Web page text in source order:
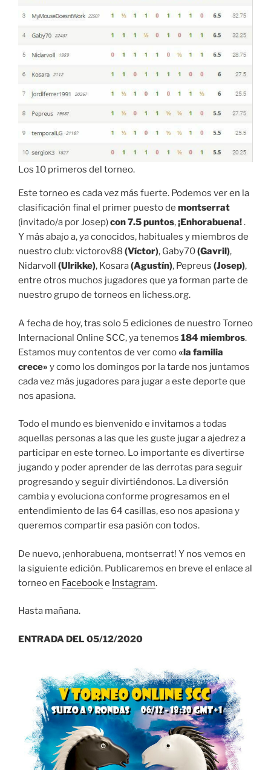
Los 10 primeros del torneo.
Este torneo es cada vez más fuerte. Podemos ver en la
clasificación final el primer puesto de montserrat
(invitado/a por Josep)con 7.5 puntos,¡Enhorabuena!.
Y más abajo a, ya conocidos, habituales y miembros de
nuestro club: victorov88 (Víctor), Gaby70(Gavril),
Nidarvoll (Ulrikke), Kosara(Agustín), Pepreus (Josep),
entre otros muchos jugadores que ya forman parte de
nuestro grupo de torneos en lichess.org.
A fecha de hoy, tras solo 5 ediciones de nuestro Torneo
Internacional Online SCC, ya tenemos 184 miembros.
Estamos muy contentos de ver como«la familia
crece» y como los domingos por la tarde nos juntamos
cada vez más jugadores para jugar a este deporte que
nos apasiona.
Todo el mundo es bienvenido e invitamos a todas
aquellas personas a las que les guste jugar a ajedrez a
participar en este torneo. Lo importante es divertirse
jugando y poder aprender de las derrotas para seguir
progresando y seguir divirtiéndonos. La diversión
cambia y evoluciona conforme progresamos en el
entendimiento de las 64 casillas, eso nos apasiona y
queremos compartir esa pasión con todos.
De nuevo, ¡enhorabuena, montserrat! Y nos vemos en
la siguiente edición. Publicaremos en breve el enlace al
torneo en Facebooke Instagram.
Hasta mañana.
ENTRADA DEL 05/12/2020